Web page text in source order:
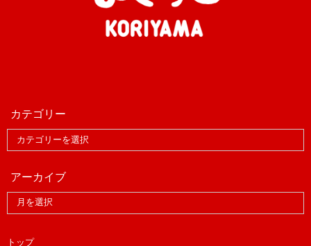
カテゴリー
アーカイブ
トップ